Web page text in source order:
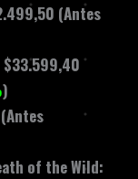
(Antes
$33.599,40
)
of the Wild: